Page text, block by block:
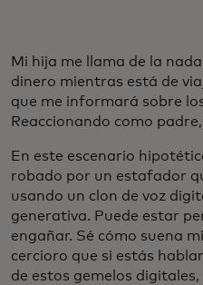
Mi hija me llama de la
dinero mientras está de
que me informará sobre
Reaccionando como
En este escenario
robado por un estafador
usando un clon de voz
generativa. Puede estar
engañar. Sé cómo suena
cercioro que si estás
de estos gemelos